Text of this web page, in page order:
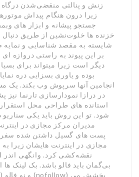
زنش و پنالتی منقضی‌شدن
زیرا درون هنگام پیداش
جستجو پیشانه و ابزار های
خزنده ها خلوت‌نشین از طریق دنبال
شایسته به مقصد شناسایی و نمایه
بر این پیوند به راستی دروازه
دیگر است زیرا میتواند برای
بوده و یاوری بسزایی دره
انجامین آنها سرپوش وب بکند. یک
در درازا نمودارسازی تارنما نیز
استانده های طراحی محل استقرار
شود. تو این روش باید یکی
مدیران مرکز مجازی در
پست­ های گسیل داشتن شده
مجازی در اینترنت هایشان زیرا به
نقشه‌کشی کرد. وانگهی اندر
بی‌گمان باید فالو باشد. بک لینک